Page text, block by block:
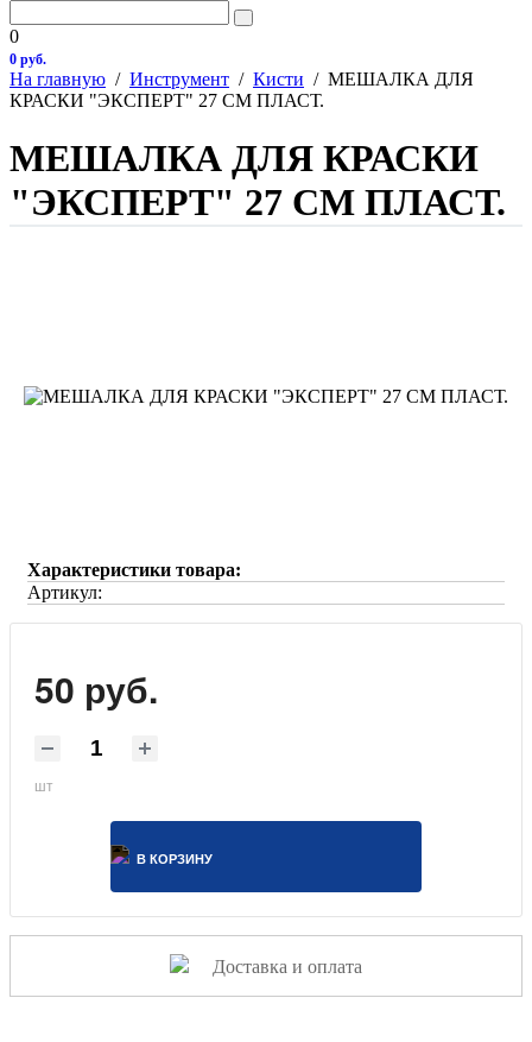
0
0 руб.
На главную / Инструмент / Кисти / МЕШАЛКА ДЛЯ
КРАСКИ "ЭКСПЕРТ" 27 СМ ПЛАСТ.
МЕШАЛКА ДЛЯ КРАСКИ
"ЭКСПЕРТ" 27 СМ ПЛАСТ.
Характеристики товара:
Артикул:
50 руб.
шт
В КОРЗИНУ
Доставка и оплата